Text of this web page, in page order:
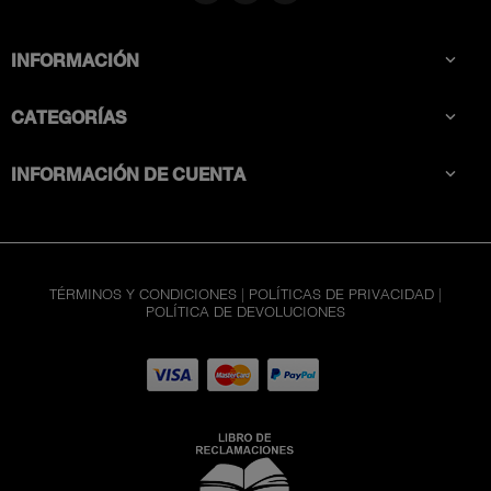
INFORMACIÓN 
CATEGORÍAS 
INFORMACIÓN DE CUENTA 
TÉRMINOS Y CONDICIONES | POLÍTICAS DE PRIVACIDAD |
POLÍTICA DE DEVOLUCIONES